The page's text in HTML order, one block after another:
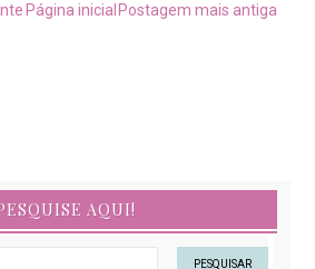
Postagem mais antiga
Página inicial
AQUI!